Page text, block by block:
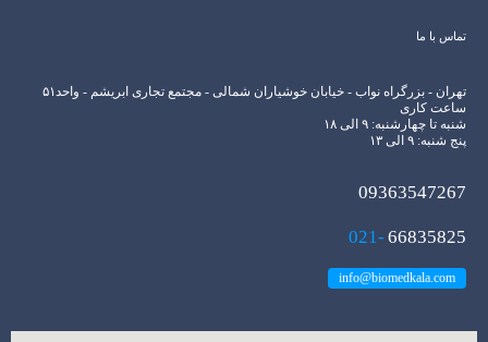
تماس با ما
تهران - بزرگراه نواب - خیابان خوشیاران شمالی - مجتمع تجاری ابریشم - واحد۵۱
ساعت کاری
شنبه تا چهارشنبه: ۹ الی ۱۸
پنج شنبه: ۹ الی ۱۳
09363547267
021- 66835825
info@biomedkala.com